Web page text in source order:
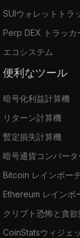
SUIウォレットトラ
Perp DEX トラッカ
エコシステム
便利なツール
暗号化利益計算機
リターン計算機
暫定損失計算機
暗号通貨コンバータ
Bitcoin レインボー
Ethereum レインボ
クリプト恐怖と貪欲
CoinStatsウィジェ